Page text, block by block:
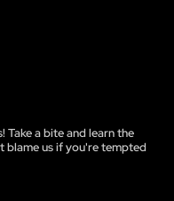
Take a bite and learn the
blame us if you're tempted